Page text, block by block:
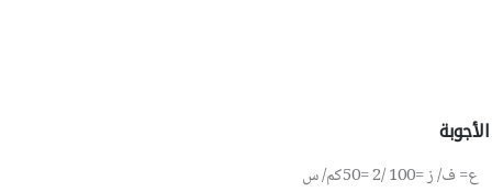
الأجوبة
ع= ف/ ز =100 /2 =50كم/ س